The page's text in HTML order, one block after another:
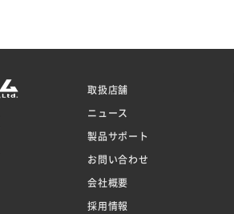
取扱店舗
ニュース
製品サポート
お問い合わせ
会社概要
採用情報